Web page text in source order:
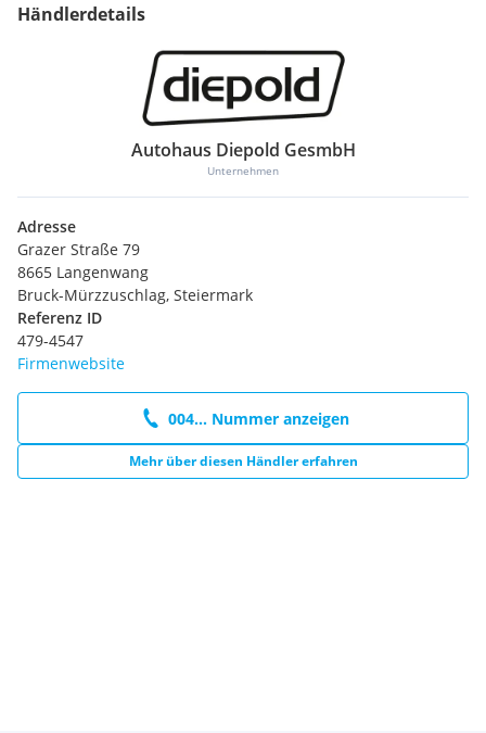
Händlerdetails
Autohaus Diepold GesmbH
Unternehmen
Adresse
Grazer Straße 79
8665 Langenwang
Bruck-Mürzzuschlag, Steiermark
Referenz ID
479-4547
Firmenwebsite
004... Nummer anzeigen
Mehr über diesen Händler erfahren